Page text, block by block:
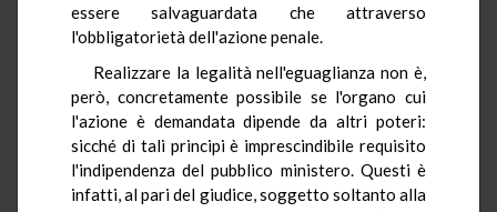
essere salvaguardata che attraverso
l'obbligatorietà dell'azione penale.
Realizzare la legalità nell'eguaglianza non è,
però, concretamente possibile se l'organo cui
l'azione è demandata dipende da altri poteri:
sicché di tali principi è imprescindibile requisito
l'indipendenza del pubblico ministero. Questi è
infatti, al pari del giudice, soggetto soltanto alla